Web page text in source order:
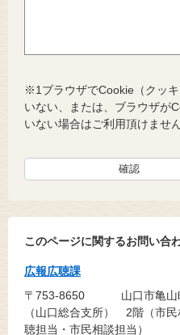
※1ブラウザでCookie（クッ
いない、または、ブラウザが
いない場合はご利用頂けません
このページに関するお問い合
広報広聴課
〒753-8650
山口市亀
（山口総合支所） 2階（市
聴担当・市民相談担当）